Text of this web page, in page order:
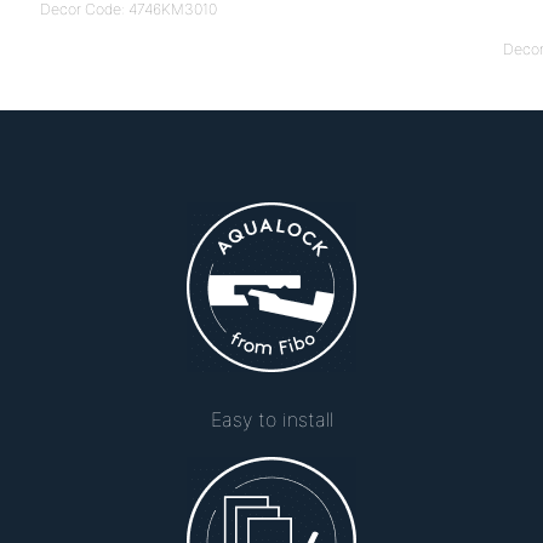
Decor Code: 4746KM3010
Easy to install